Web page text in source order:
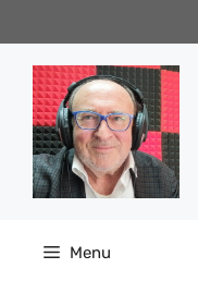
al
contenuto
Menu